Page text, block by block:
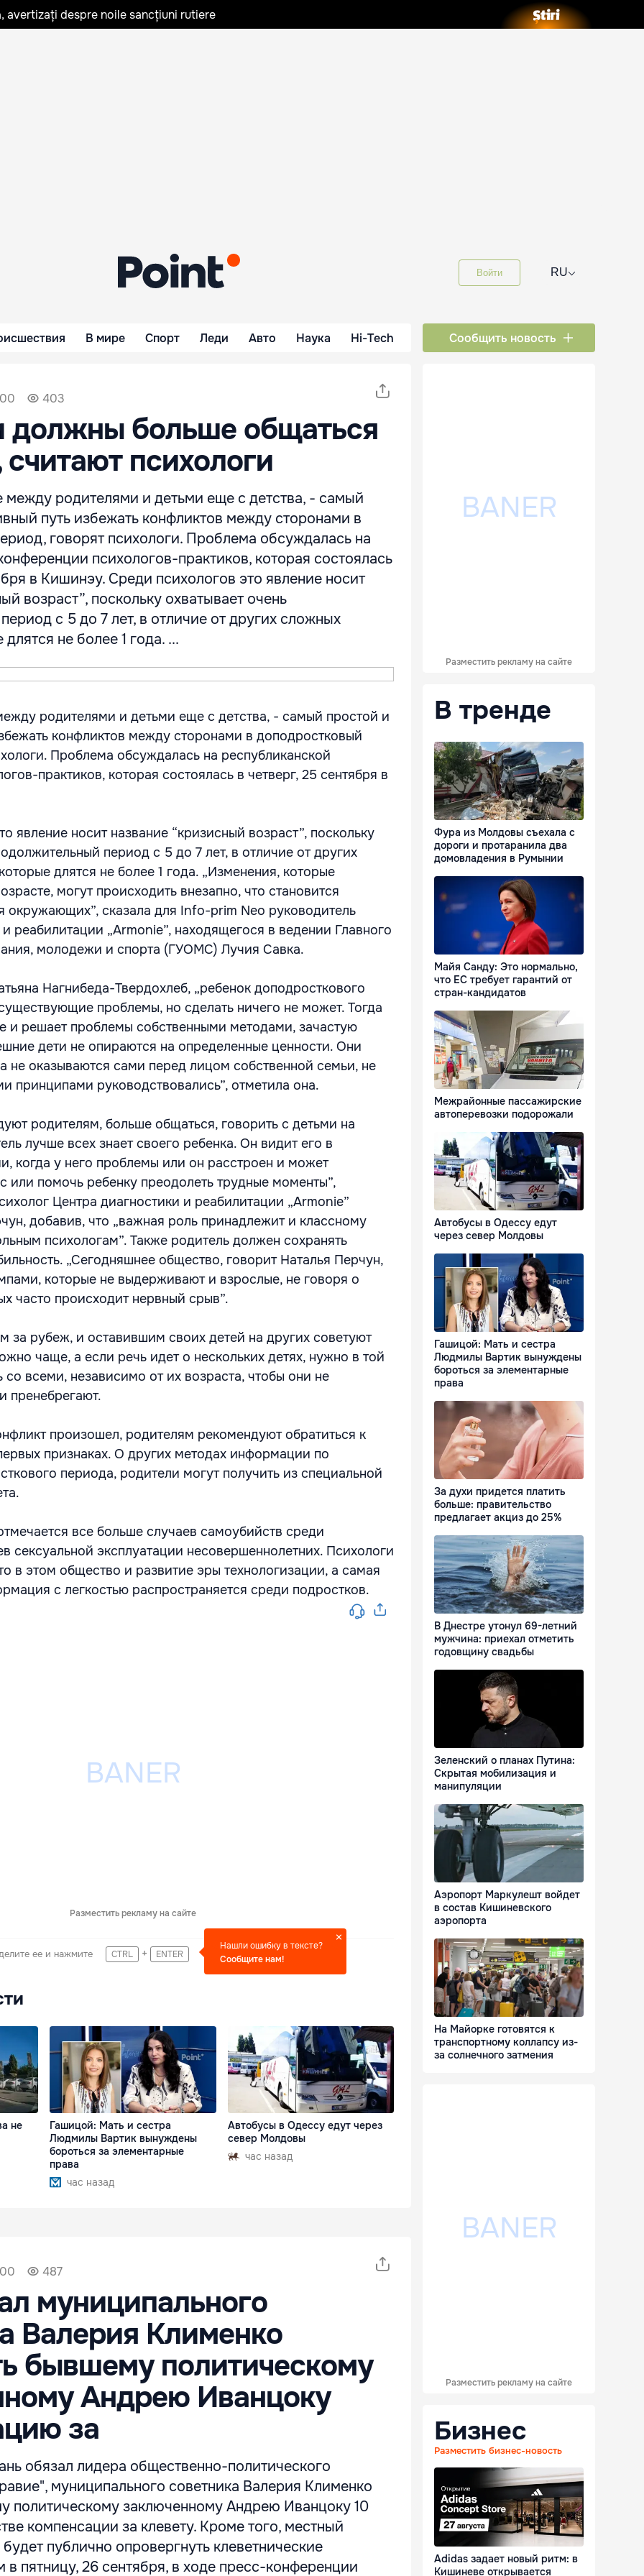
avertizați despre noile sancțiuni rutiere
Войти RU⌵
В мире Спорт Леди Авто Наука Hi-Tech Сообщить новость
403
должны больше общаться
психологи
родителями и детьми еще с детства, - самый
путь избежать конфликтов между сторонами в
говорят психологи. Проблема обсуждалась на
психологов-практиков, которая состоялась
в Кишинэу. Среди психологов это явление носит
возраст”, поскольку охватывает очень
с 5 до 7 лет, в отличие от других сложных
не более 1 года. ...
родителями и детьми еще с детства, - самый простой и
конфликтов между сторонами в доподростковый
Проблема обсуждалась на республиканской
практиков, которая состоялась в четверг, 25 сентября в
явление носит название “кризисный возраст”, поскольку
период с 5 до 7 лет, в отличие от других
длятся не более 1 года. „Изменения, которые
могут происходить внезапно, что становится
окружающих”, сказала для Info-prim Neo руководитель
реабилитации „Armonie”, находящегося в ведении Главного
молодежи и спорта (ГУОМС) Лучия Савка.
Нагнибеда-Твердохлеб, „ребенок доподросткового
проблемы, но сделать ничего не может. Тогда
и решает проблемы собственными методами, зачастую
дети не опираются на определенные ценности. Они
не оказываются сами перед лицом собственной семьи, не
принципами руководствовались”, отметила она.
родителям, больше общаться, говорить с детьми на
лучше всех знает своего ребенка. Он видит его в
когда у него проблемы или он расстроен и может
или помочь ребенку преодолеть трудные моменты”,
Центра диагностики и реабилитации „Armonie”
добавив, что „важная роль принадлежит и классному
психологам”. Также родитель должен сохранять
„Сегодняшнее общество, говорит Наталья Перчун,
которые не выдерживают и взрослые, не говоря о
часто происходит нервный срыв”.
за рубеж, и оставившим своих детей на других советуют
чаще, а если речь идет о нескольких детях, нужно в той
со всеми, независимо от их возраста, чтобы они не
пренебрегают.
произошел, родителям рекомендуют обратиться к
признаках. О других методах информации по
периода, родители могут получить из специальной
все больше случаев самоубийств среди
сексуальной эксплуатации несовершеннолетних. Психологи
в этом общество и развитие эры технологизации, а самая
с легкостью распространяется среди подростков.
Разместить рекламу на сайте
ее и нажмите CTRL + ENTER
Нашли ошибку в тексте?
Сообщите нам!
не
Гашицой: Мать и сестра
Людмилы Вартик вынуждены
бороться за элементарные
права
час назад
Автобусы в Одессу едут через
север Молдовы
час назад
487
муниципального
Валерия Клименко
бывшему политическому
Андрею Иванцоку
за
обязал лидера общественно-политического
муниципального советника Валерия Клименко
политическому заключенному Андрею Иванцоку 10
компенсации за клевету. Кроме того, местный
публично опровергнуть клеветнические
в пятницу, 26 сентября, в ходе пресс-конференции
Разместить рекламу на сайте
В тренде
Фура из Молдовы съехала с
дороги и протаранила два
домовладения в Румынии
Майя Санду: Это нормально,
что ЕС требует гарантий от
стран-кандидатов
Межрайонные пассажирские
автоперевозки подорожали
Автобусы в Одессу едут
через север Молдовы
Гашицой: Мать и сестра
Людмилы Вартик вынуждены
бороться за элементарные
права
За духи придется платить
больше: правительство
предлагает акциз до 25%
В Днестре утонул 69-летний
мужчина: приехал отметить
годовщину свадьбы
Зеленский о планах Путина:
Скрытая мобилизация и
манипуляции
Аэропорт Маркулешт войдет
в состав Кишиневского
аэропорта
На Майорке готовятся к
транспортному коллапсу из-
за солнечного затмения
Разместить рекламу на сайте
Бизнес
Разместить бизнес-новость
Adidas задает новый ритм: в
Кишиневе открывается